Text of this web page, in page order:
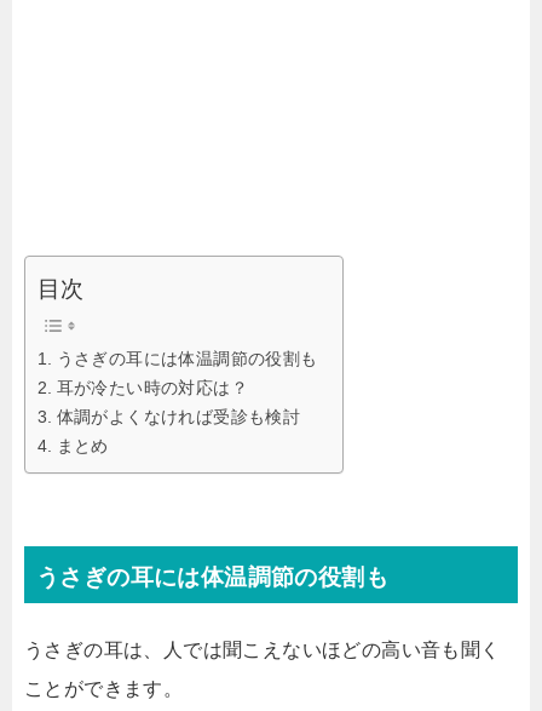
目次
うさぎの耳には体温調節の役割も
耳が冷たい時の対応は？
体調がよくなければ受診も検討
まとめ
うさぎの耳には体温調節の役割も
うさぎの耳は、人では聞こえないほどの高い音も聞く
ことができます。